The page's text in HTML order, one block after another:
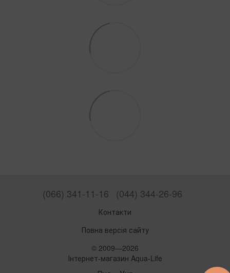
(066) 341-11-16 (044) 344-26-96
Контакти
Повна версія сайту
© 2009—2026
Інтернет-магазин Aqua-Life